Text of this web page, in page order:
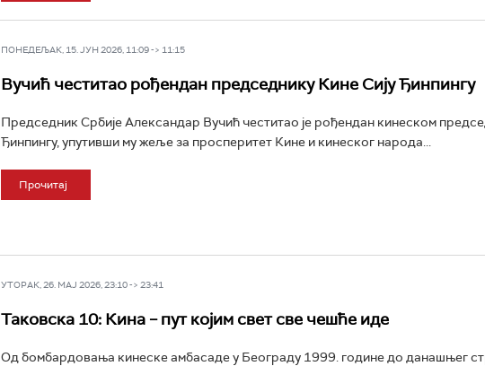
ПОНЕДЕЉАК, 15. ЈУН 2026, 11:09 -> 11:15
Вучић честитао рођендан председнику Кине Сију Ђинпингу
Председник Србије Александар Вучић честитао је рођендан кинеском
Ђинпингу, упутивши му жеље за просперитет Кине и кинеског народа...
Прочитај
УТОРАК, 26. МАЈ 2026, 23:10 -> 23:41
Таковска 10: Кина – пут којим свет све чешће иде
Од бомбардовања кинеске амбасаде у Београду 1999. године до данашњег